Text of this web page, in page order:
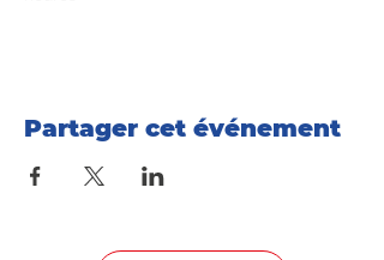
Partager cet événement